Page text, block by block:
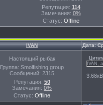
Репутация: 114
Замечания: 0%
Статус: Offline
IVAN Дата:
Настоящий рыбак
Группа: Smolfishing group
Сообщений: 2315
Репутация: 50
Замечания: 0%
Статус: Offline
IVAN,